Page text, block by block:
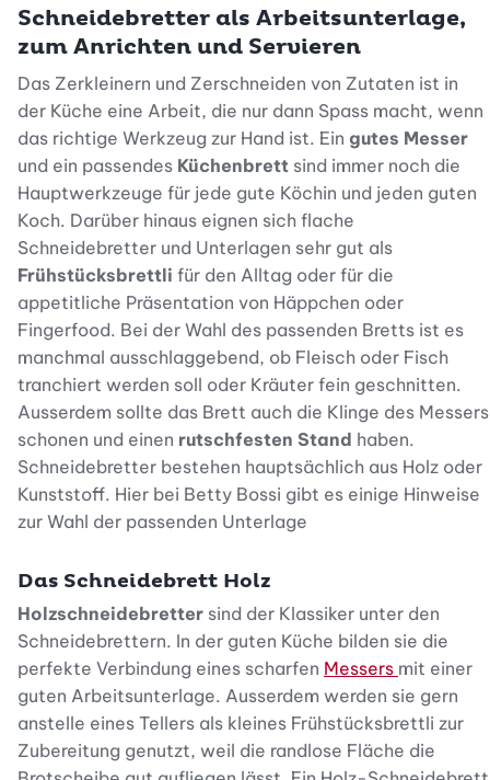
Schneidebretter als Arbeitsunterlage,
zum Anrichten und Servieren
Das Zerkleinern und Zerschneiden von Zutaten ist in
der Küche eine Arbeit, die nur dann Spass macht, wenn
das richtige Werkzeug zur Hand ist. Ein gutes Messer
und ein passendes Küchenbrett sind immer noch die
Hauptwerkzeuge für jede gute Köchin und jeden guten
Koch. Darüber hinaus eignen sich flache
Schneidebretter und Unterlagen sehr gut als
Frühstücksbrettli für den Alltag oder für die
appetitliche Präsentation von Häppchen oder
Fingerfood. Bei der Wahl des passenden Bretts ist es
manchmal ausschlaggebend, ob Fleisch oder Fisch
tranchiert werden soll oder Kräuter fein geschnitten.
Ausserdem sollte das Brett auch die Klinge des Messers
schonen und einen rutschfesten Stand haben.
Schneidebretter bestehen hauptsächlich aus Holz oder
Kunststoff. Hier bei Betty Bossi gibt es einige Hinweise
zur Wahl der passenden Unterlage
Das Schneidebrett Holz
Holzschneidebretter sind der Klassiker unter den
Schneidebrettern. In der guten Küche bilden sie die
perfekte Verbindung eines scharfen Messers mit einer
guten Arbeitsunterlage. Ausserdem werden sie gern
anstelle eines Tellers als kleines Frühstücksbrettli zur
Zubereitung genutzt, weil die randlose Fläche die